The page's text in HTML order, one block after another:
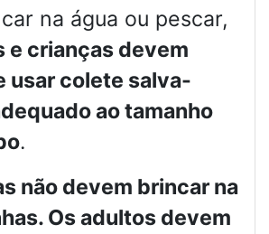
na água ou pescar,
e crianças devem
usar colete salva-
ao tamanho
.
não devem brincar na
Os adultos devem